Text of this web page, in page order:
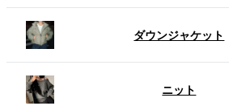
ダウンジャケット
ニット